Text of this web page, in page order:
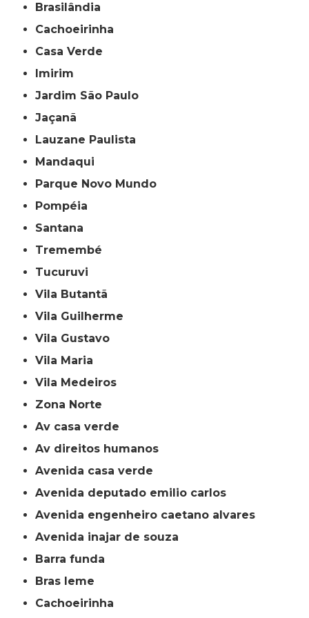
Brasilândia
Cachoeirinha
Casa Verde
Imirim
Jardim São Paulo
Jaçanã
Lauzane Paulista
Mandaqui
Parque Novo Mundo
Pompéia
Santana
Tremembé
Tucuruvi
Vila Butantã
Vila Guilherme
Vila Gustavo
Vila Maria
Vila Medeiros
Zona Norte
av casa verde
av direitos humanos
avenida casa verde
avenida deputado emilio carlos
avenida engenheiro caetano alvares
avenida inajar de souza
barra funda
bras leme
cachoeirinha